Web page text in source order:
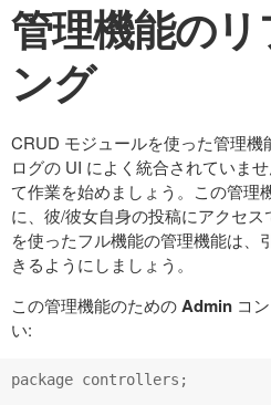
管理機能のリ
ング
CRUD モジュールを使った管理
ログの UI によく統合されていま
て作業を始めましょう。この管理
に、彼/彼女自身の投稿にアクセ
を使ったフル機能の管理機能は、
きるようにしましょう。
この管理機能のためのAdmin コ
い:
package controllers;